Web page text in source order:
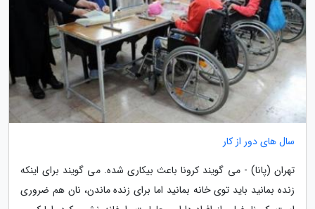
سال های دور از کار
تهران (پانا) - می گویند کرونا باعث بیکاری شده. می گویند برای اینکه
زنده بمانید باید توی خانه بمانید اما برای زنده ماندن، نان هم ضروری